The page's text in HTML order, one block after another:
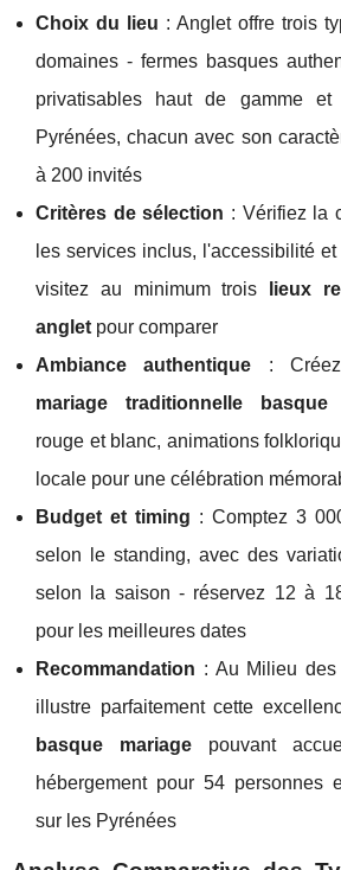
Choix du lieu : Anglet offre trois
domaines - fermes basques
privatisables haut de gamme
Pyrénées, chacun avec son
à 200 invités
Critères de sélection : Vérifiez la
les services inclus, l'accessibilité
visitez au minimum trois
lieux
angletpour comparer
Ambiance authentique :
mariage traditionnelle basque
rouge et blanc, animations
locale pour une célébration
Budget et timing : Comptez 3
selon le standing, avec des
selon la saison - réservez 12 à
pour les meilleures dates
Recommandation : Au Milieu
illustre parfaitement cette
basque mariagepouvant
hébergement pour 54 personnes
sur les Pyrénées